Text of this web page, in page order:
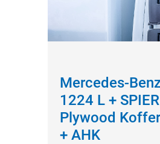
Mercedes-
1224 L +
Plywood
+ AHK